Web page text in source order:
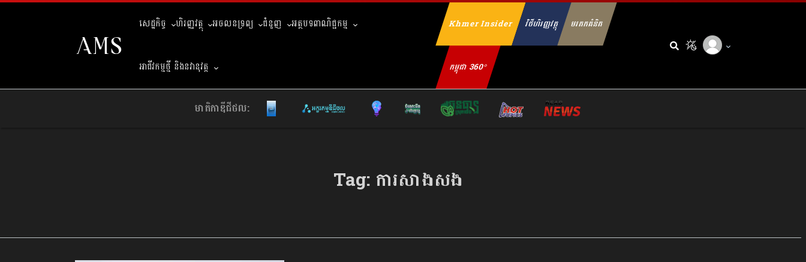
សេដ្ឋកិច្ច ហិរញ្ញវត្ថុ អចលនទ្រព្យ ជំនួញ អត្ថបទពាណិជ្ជកម្ម
អាជីវកម្មថ្មី និងនវានុវត្ត
Khmer Insider វិថីហិរញ្ញវត្ថុ មរតកគំនិត
កម្ពុជា 360°
មាតិកាឌីជីថល:
Tag: ការសាងសង